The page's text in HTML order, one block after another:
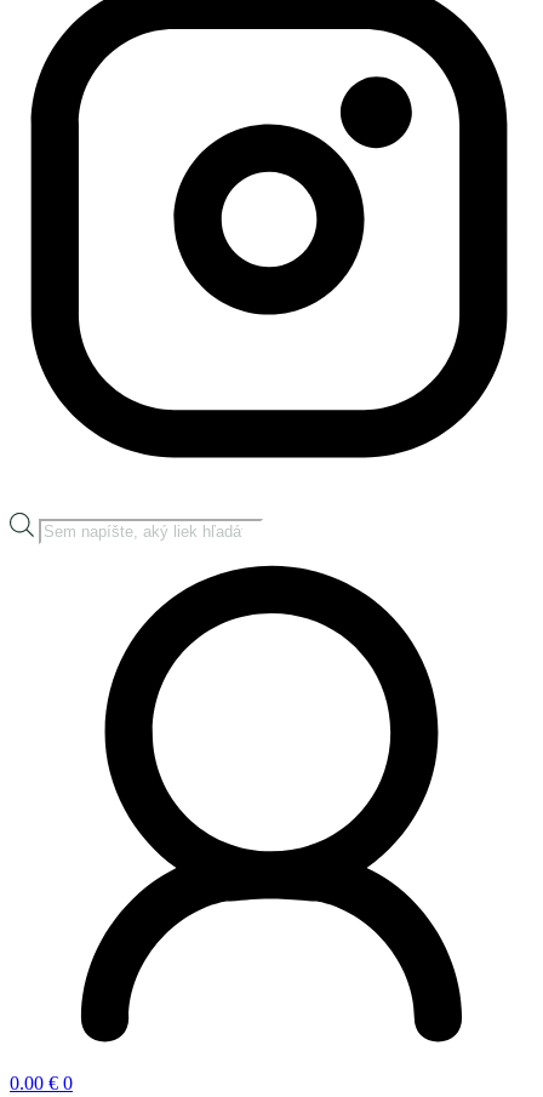
Products
search
0.00 € 0